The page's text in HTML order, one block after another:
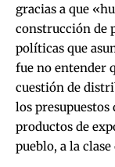
gracias a que
construcción de
políticas que
fue no entender
cuestión de
los presupuestos
productos de
pueblo, a la